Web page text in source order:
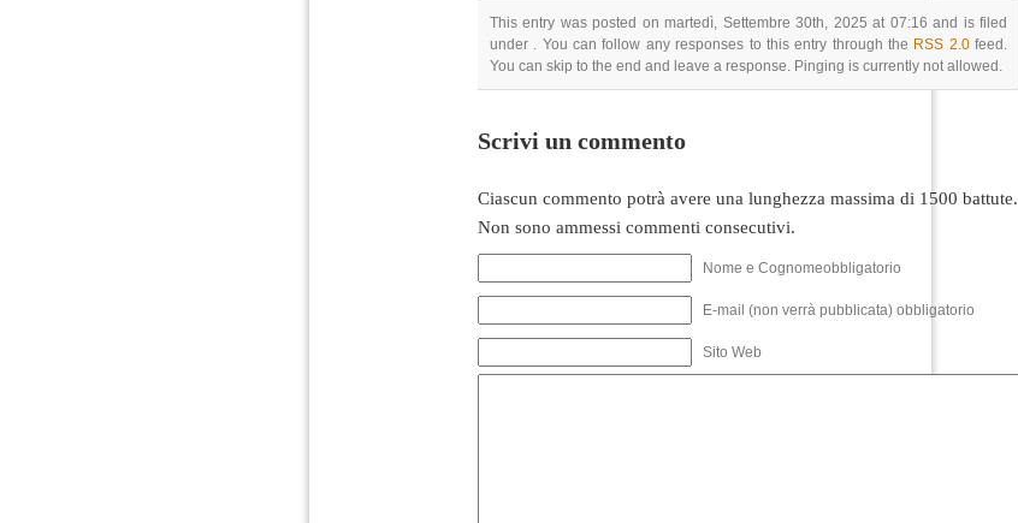
This entry was posted on martedì, Settembre 30th, 2025 at 07:16 and is filed
under . You can follow any responses to this entry through the RSS 2.0feed.
You can skip to the end and leave a response. Pinging is currently not allowed.
Scrivi un commento
Ciascun commento potrà avere una lunghezza massima di 1500 battute.
Non sono ammessi commenti consecutivi.
Nome e Cognomeobbligatorio
E-mail (non verrà pubblicata) obbligatorio
Sito Web